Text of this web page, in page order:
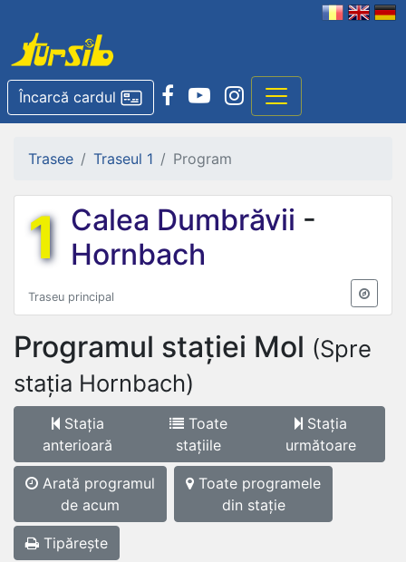
Încarcă cardul
Trasee Traseul 1 Program
1 Calea Dumbrăvii -
Hornbach
Traseu principal
Programul stației Mol (Spre
stația Hornbach)
Stația
anterioară
Toate
stațiile
Stația
următoare
Arată programul
de acum
Toate programele
din stație
Tipărește